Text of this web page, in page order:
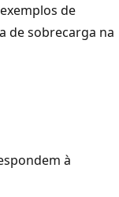
de
de sobrecarga na
à